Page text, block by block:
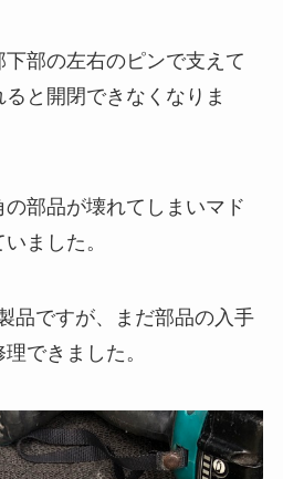
部の左右のピンで支えて
と開閉できなくなりま
部品が壊れてしまいマド
ました。
品ですが、まだ部品の入手
できました。